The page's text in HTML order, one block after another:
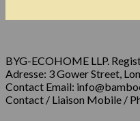
BYG-ECOHOME LLP.
Adresse: 3 Gower Street,
Contact Email:
Contact / Liaison Mobile /